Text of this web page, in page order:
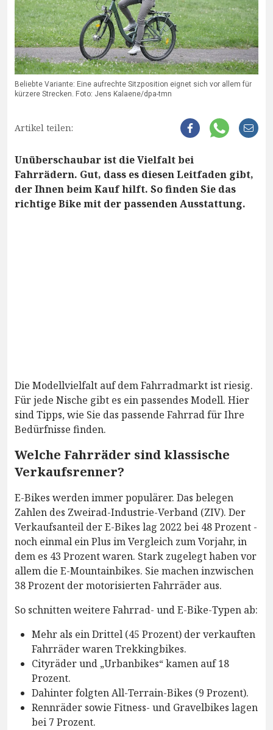
Beliebte Variante: Eine aufrechte Sitzposition eignet sich vor allem für
kürzere Strecken. Foto: Jens Kalaene/dpa-tmn
Artikel teilen:
Unüberschaubar ist die Vielfalt bei
Fahrrädern. Gut, dass es diesen Leitfaden gibt,
der Ihnen beim Kauf hilft. So finden Sie das
richtige Bike mit der passenden Ausstattung.
Die Modellvielfalt auf dem Fahrradmarkt ist riesig.
Für jede Nische gibt es ein passendes Modell. Hier
sind Tipps, wie Sie das passende Fahrrad für Ihre
Bedürfnisse finden.
Welche Fahrräder sind klassische
Verkaufsrenner?
E-Bikes werden immer populärer. Das belegen
Zahlen des Zweirad-Industrie-Verband (ZIV). Der
Verkaufsanteil der E-Bikes lag 2022 bei 48 Prozent -
noch einmal ein Plus im Vergleich zum Vorjahr, in
dem es 43 Prozent waren. Stark zugelegt haben vor
allem die E-Mountainbikes. Sie machen inzwischen
38 Prozent der motorisierten Fahrräder aus.
So schnitten weitere Fahrrad- und E-Bike-Typen ab:
Mehr als ein Drittel (45 Prozent) der verkauften
Fahrräder waren Trekkingbikes.
Cityräder und „Urbanbikes“ kamen auf 18
Prozent.
Dahinter folgten All-Terrain-Bikes (9 Prozent).
Rennräder sowie Fitness- und Gravelbikes lagen
bei 7 Prozent.